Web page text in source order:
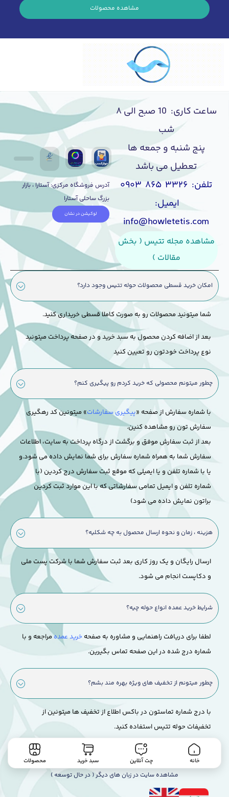
مشاهده محصولات
ساعت کاری: 10 صبح الی ۸
شب
پنج شنبه و جمعه ها
تعطیل می باشد
تلفن: ۳۳۲۶ ۸۶۵ ۰۹۰۳
ایمیل:
info@howletetis.com
مشاهده مجله تتیس ( بخش
مقالات )
آدرس فروشگاه مرکزی: آستارا ، بازار
بزرگ ساحلی آستارا
لوکیشن در نشان
امکان خرید قسطی محصولات حوله تتیس وجود دارد؟
شما میتونید محصولات رو به صورت کاملا قسطی خریداری کنید.
بعد از اضافه کردن محصول به سبد خرید و در صفحه پرداخت میتونید
نوع پرداخت خودتون رو تعیین کنید
چطور میتونم محصولی که خرید کردم رو پیگیری کنم؟
با شماره سفارش از صفحه «پیگیری سفارشات» میتونین کد رهگیری
سفارش تون رو مشاهده کنین.
بعد از ثبت سفارش موفق و برگشت از درگاه پرداخت به سایت، اطلاعات
سفارش شما به همراه شماره سفارش برای شما نمایش داده می شود.و
یا با شماره تلفن و یا ایمیلی که موقع ثبت سفارش درج کردین (با
شماره تلفن و ایمیل تمامی سفارشاتی که با این موارد ثبت کردین
براتون نمایش داده می شود)
هزینه ، زمان و نحوه ارسال محصول به چه شکلیه؟
ارسال رایگان و یک روز کاری بعد ثبت سفارش شما با شرکت پست ملی
و دکاپست انجام می شود.
شرایط خرید عمده انواع حوله چیه؟
لطفا برای دریافت راهنمایی و مشاوره به صفحه خرید عمدهمراجعه و با
شماره درج شده در این صفحه تماس بگیرین.
چطور میتونم از تخفیف های ویژه بهره مند بشم؟
با درج شماره تماستون در باکس اطلاع از تخفیف ها میتونین از
تخفیفات حوله تتیس استفاده کنید.
رفتن به بالا
مشاهده سایت در زبان های دیگر ( در حال توسعه )
خانه چت آنلاین سبد خرید محصولات